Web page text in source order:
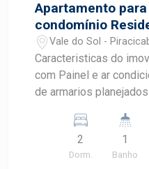
Apartamento
condomínio
Resende
Vale do Sol -
Caracteristicas do imovel : - Sala 02
com Painel e ar condicionado -
de armarios
armario planejado - banheiro docial com gabinete
e box
2
Dorm.
1
Banho